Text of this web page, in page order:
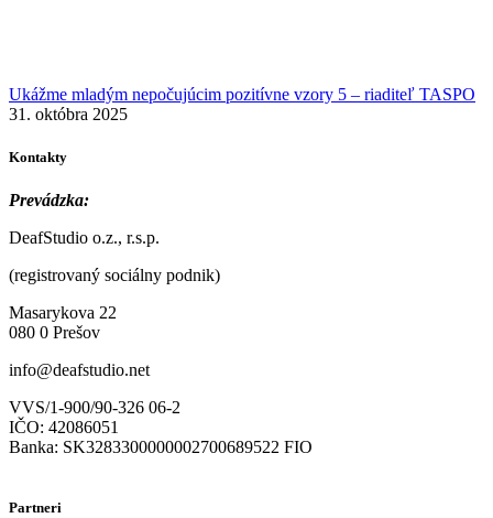
Ukážme mladým nepočujúcim pozitívne vzory 5 – riaditeľ TASPO
31. októbra 2025
Kontakty
Prevádzka:
DeafStudio o.z., r.s.p.
(registrovaný sociálny podnik)
Masarykova 22
080 0 Prešov
info@deafstudio.net
VVS/1-900/90-326 06-2
IČO: 42086051
Banka: SK3283300000002700689522 FIO
Partneri